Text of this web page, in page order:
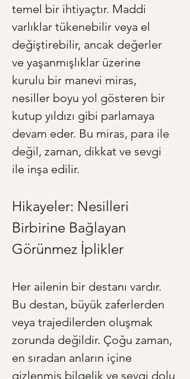
temel bir ihtiyaçtır. Maddi
varlıklar tükenebilir veya el
değiştirebilir, ancak değerler
ve yaşanmışlıklar üzerine
kurulu bir manevi miras,
nesiller boyu yol gösteren bir
kutup yıldızı gibi parlamaya
devam eder. Bu miras, para ile
değil, zaman, dikkat ve sevgi
ile inşa edilir.
Hikayeler: Nesilleri
Birbirine Bağlayan
Görünmez İplikler
Her ailenin bir destanı vardır.
Bu destan, büyük zaferlerden
veya trajedilerden oluşmak
zorunda değildir. Çoğu zaman,
en sıradan anların içine
gizlenmiş bilgelik ve sevgi dolu